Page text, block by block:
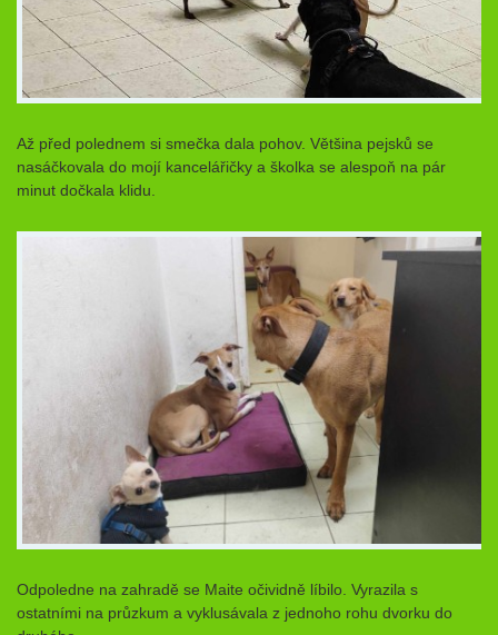
Až před polednem si smečka dala pohov. Většina pejsků se
nasáčkovala do mojí kancelářičky a školka se alespoň na pár
minut dočkala klidu.
Odpoledne na zahradě se Maite očividně líbilo. Vyrazila s
ostatními na průzkum a vyklusávala z jednoho rohu dvorku do